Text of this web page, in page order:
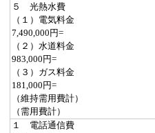
５ 光熱水費
（１）電気料金
7,490,000円=
（２）水道料金
983,000円=
（３）ガス料金
181,000円=
（維持需用費計）
（需用費計）
１ 電話通信費